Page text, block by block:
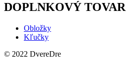
DOPLNKOVÝ TOVAR
Obložky
Kľučky
© 2022 DvereDre